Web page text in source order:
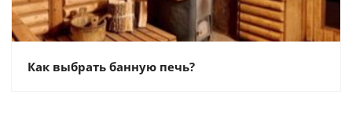
Как выбрать банную печь?